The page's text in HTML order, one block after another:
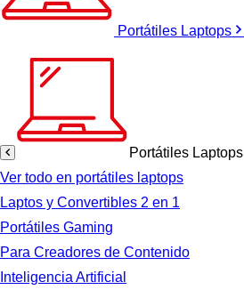
Portátiles Laptops
Portátiles Laptops
Ver todo en portátiles laptops
Laptos y Convertibles 2 en 1
Portátiles Gaming
Para Creadores de Contenido
Inteligencia Artificial